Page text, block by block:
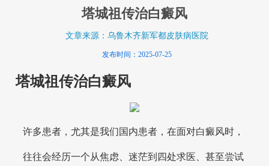
塔城祖传治白癜风
文章来源：乌鲁木齐新军都皮肤病医院
发布时间：2025-07-25
塔城祖传治白癜风
许多患者，尤其是我们国内患者，在面对白癜风时，
往往会经历一个从焦虑、迷茫到四处求医、甚至尝试